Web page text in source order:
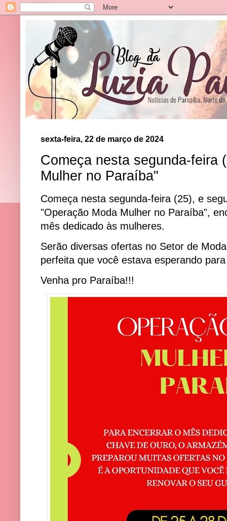
sexta-feira, 22 de março de 2024
Começa nesta segunda-feira
Mulher no Paraíba"
Começa nesta segunda-feira (25), e
"Operação Moda Mulher no Paraíba",
mês dedicado às mulheres.
Serão diversas ofertas no Setor de
perfeita que você estava esperando
Venha pro Paraíba!!!